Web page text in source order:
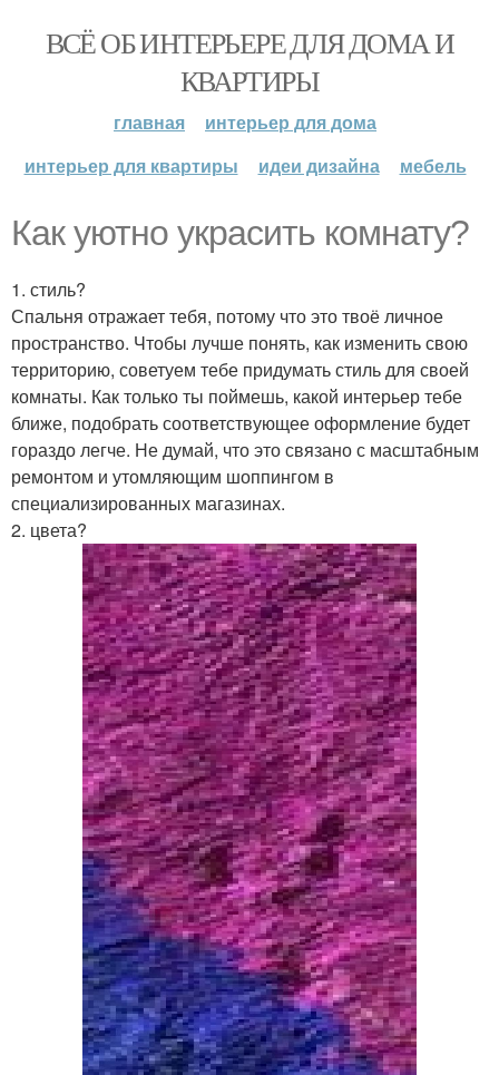
ВСЁ ОБ ИНТЕРЬЕРЕ ДЛЯ ДОМА И
КВАРТИРЫ
главная
интерьер для дома
интерьер для квартиры
идеи дизайна мебель
Как уютно украсить комнату?
1. стиль?
Спальня отражает тебя, потому что это твоё личное
пространство. Чтобы лучше понять, как изменить свою
территорию, советуем тебе придумать стиль для своей
комнаты. Как только ты поймешь, какой интерьер тебе
ближе, подобрать соответствующее оформление будет
гораздо легче. Не думай, что это связано с масштабным
ремонтом и утомляющим шоппингом в
специализированных магазинах.
2. цвета?